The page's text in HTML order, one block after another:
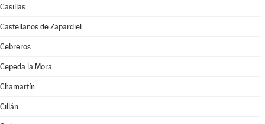
Casillas
Castellanos de Zapardiel
Cebreros
Cepeda la Mora
Chamartín
Cillán